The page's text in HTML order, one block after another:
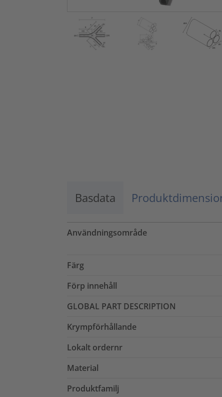
Basdata
Användningsområde
Färg
Förp innehåll
GLOBAL PART DESCRIPTION
Krympförhållande
Lokalt ordernr
Material
Produktfamilj